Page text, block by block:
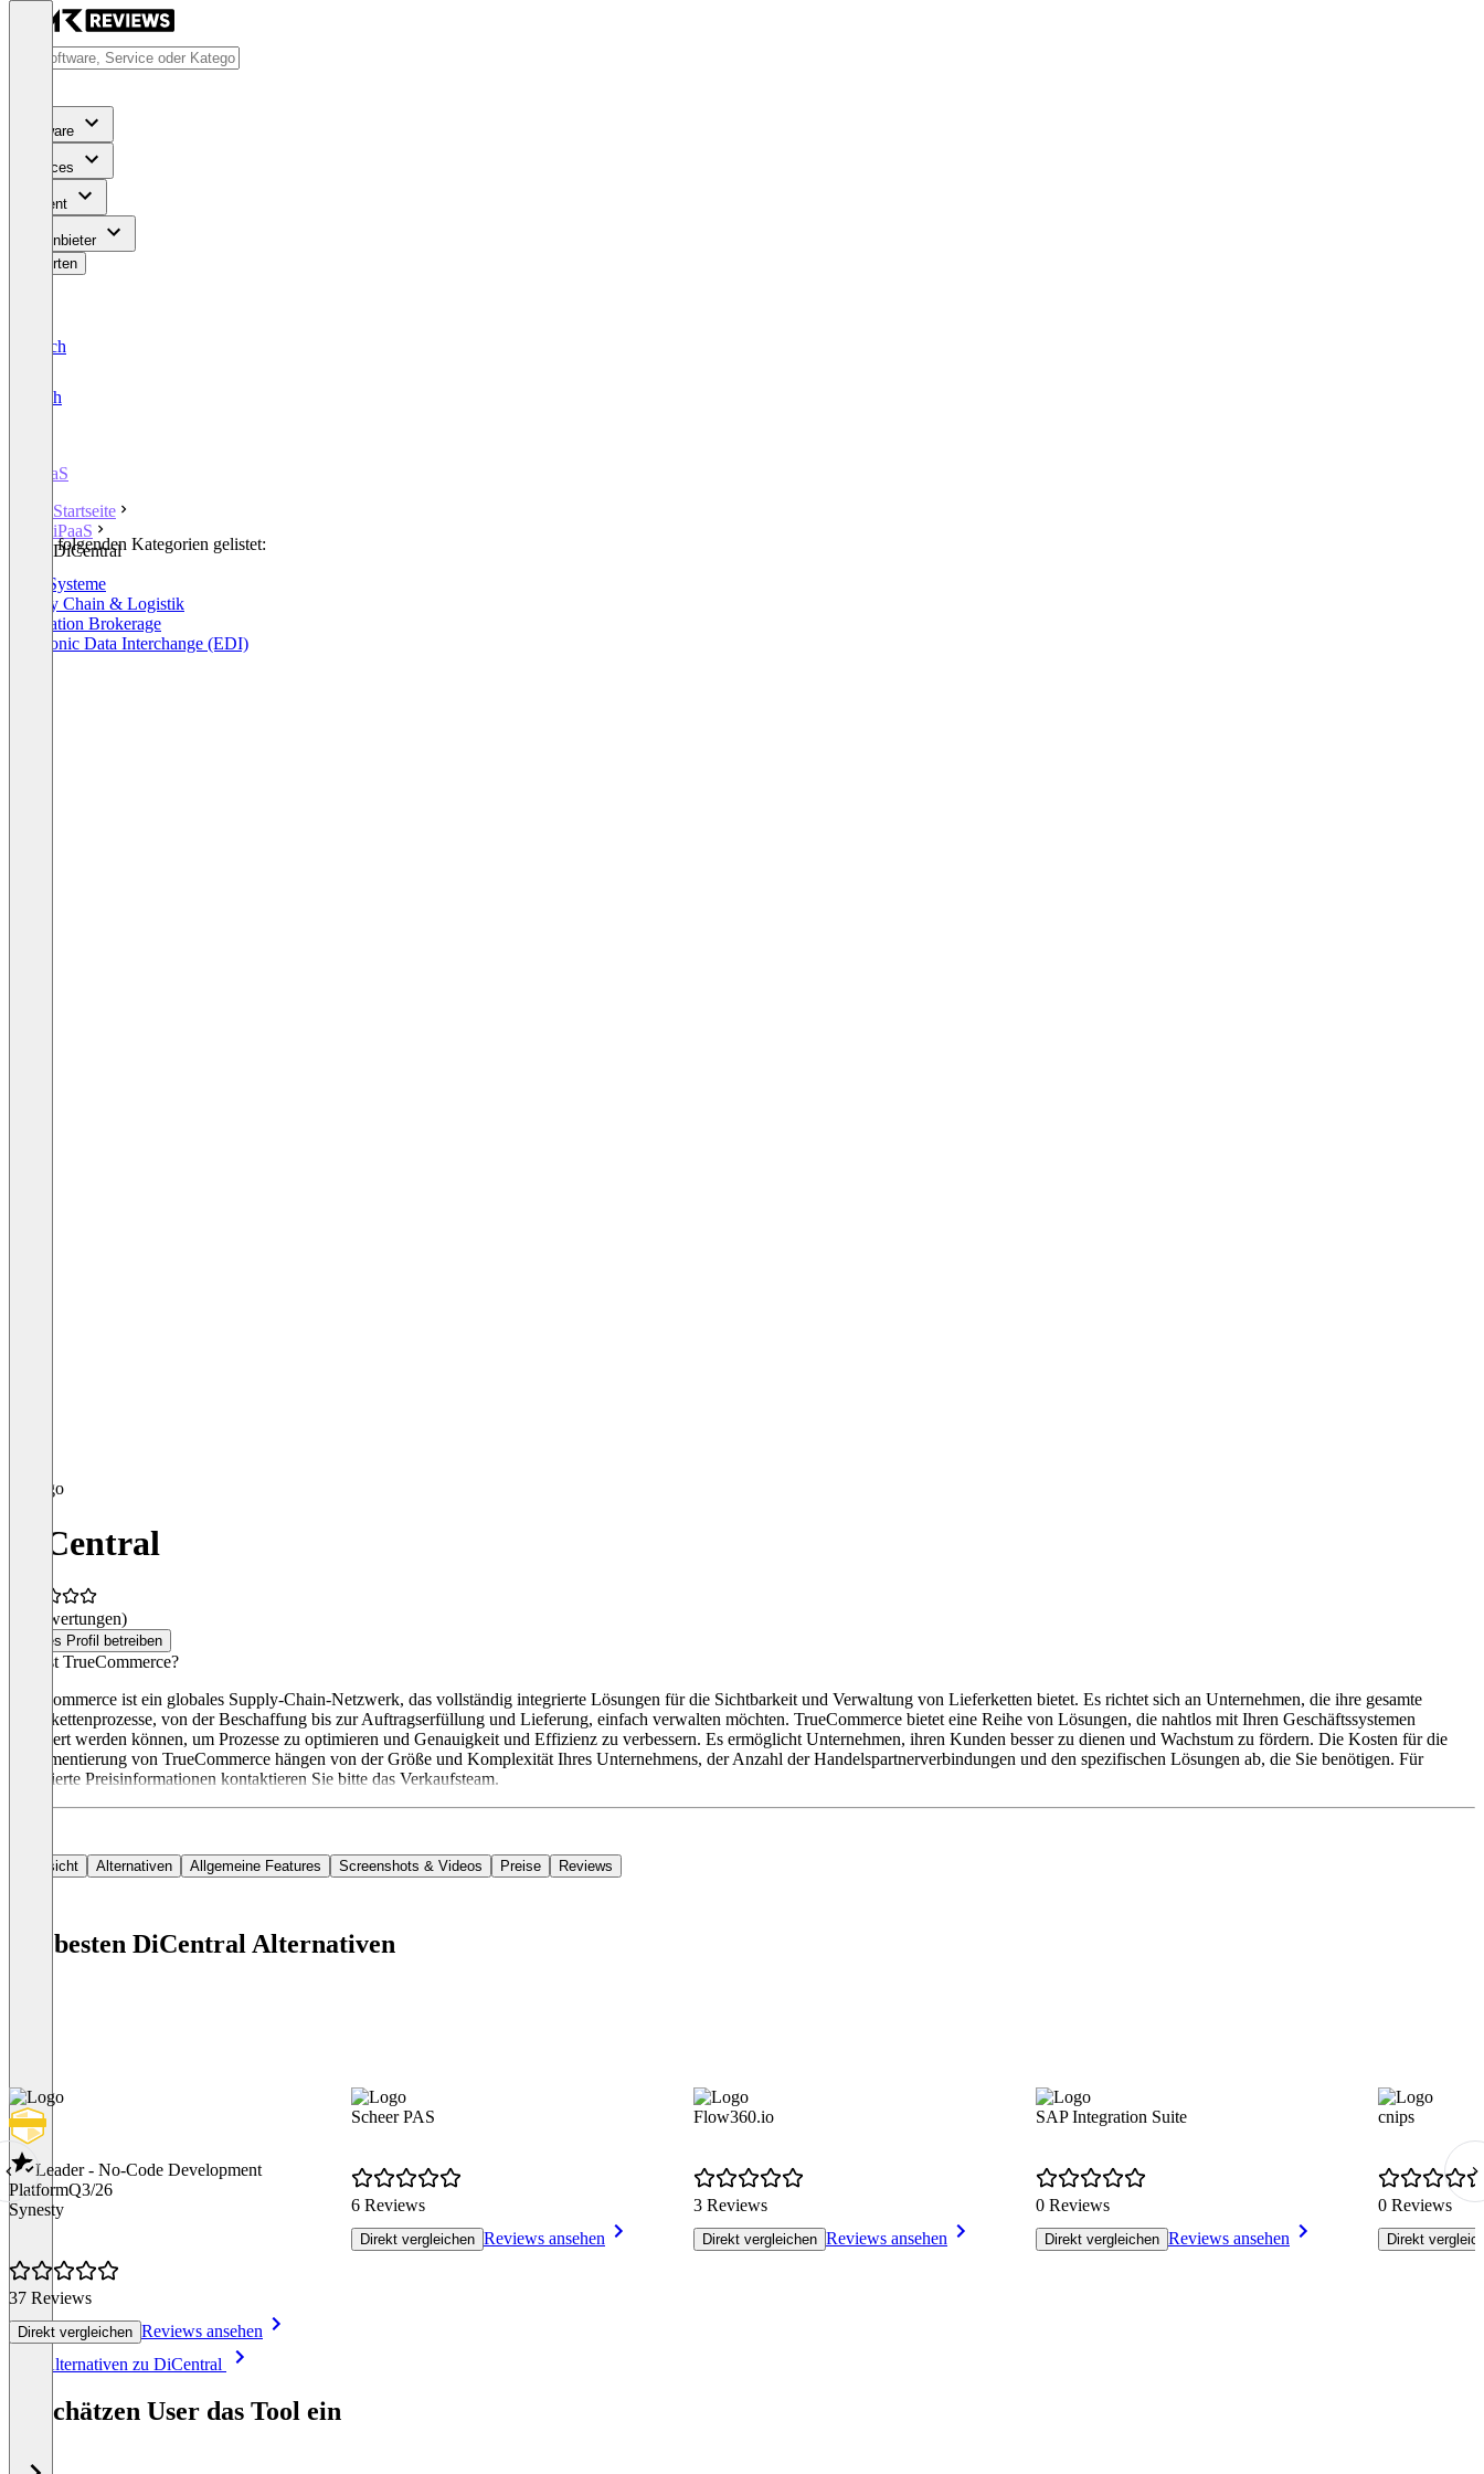
Software
Services
Content
Für Anbieter
Bewerten
Deutsch
English
iPaaS
Startseite
iPaaS
DiCentral
In den folgenden Kategorien gelistet:
ERP-Systeme
Supply Chain & Logistik
Integration Brokerage
Electronic Data Interchange (EDI)
DiCentral
(0 Bewertungen)
Dieses Profil betreiben
Was ist TrueCommerce?
TrueCommerce ist ein globales Supply-Chain-Netzwerk, das vollständig integrierte Lösungen für die Sichtbarkeit und Verwaltung von Lieferketten bietet. Es richtet sich an Unternehmen, die ihre gesamte
Lieferkettenprozesse, von der Beschaffung bis zur Auftragserfüllung und Lieferung, einfach verwalten möchten. TrueCommerce bietet eine Reihe von Lösungen, die nahtlos mit Ihren Geschäftssystemen
integriert werden können, um Prozesse zu optimieren und Genauigkeit und Effizienz zu verbessern. Es ermöglicht Unternehmen, ihren Kunden besser zu dienen und Wachstum zu fördern. Die Kosten für die
Implementierung von TrueCommerce hängen von der Größe und Komplexität Ihres Unternehmens, der Anzahl der Handelspartnerverbindungen und den spezifischen Lösungen ab, die Sie benötigen. Für
detaillierte Preisinformationen kontaktieren Sie bitte das Verkaufsteam.
Übersicht Alternativen Allgemeine Features Screenshots & Videos Preise Reviews
Die besten DiCentral Alternativen
Leader - No-Code Development
PlatformQ3/26
Synesty
37 Reviews
Direkt vergleichen Reviews ansehen
Scheer PAS
6 Reviews
Direkt vergleichen Reviews ansehen
Flow360.io
3 Reviews
Direkt vergleichen Reviews ansehen
SAP Integration Suite
0 Reviews
Direkt vergleichen Reviews ansehen
cnips
0 Reviews
Direkt
Alle Alternativen zu DiCentral
So schätzen User das Tool ein